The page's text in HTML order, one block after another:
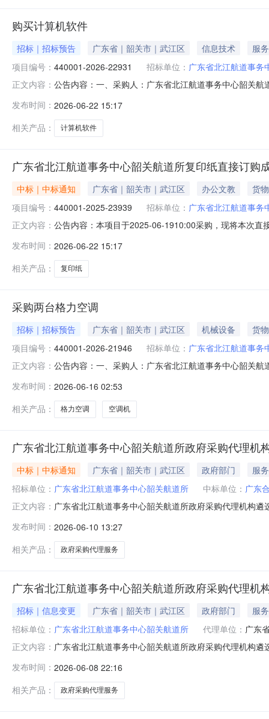
购买计算机软件
招标｜招标预告 广东省｜韶关市｜武江区 信息技术
服务
项目编号： 440001-2026-22931 招标单位： 广东省北江航道事务
正文内容： 公告内容：一、采购人：广东省北江航道事务中心韶关
06-2214:50:00
发布时间： 2026-06-22 15:17
相关产品：
计算机软件
广东省北江航道事务中心韶关航道所复印纸直接订购
中标｜中标通知 广东省｜韶关市｜武江区 办公文教
货物
项目编号： 440001-2025-23939 招标单位： 广东省北江航道事务
正文内容： 公告内容：本项目于2025-06-1910:00采购，现将本次直
印纸阿芙罗/Aphrodite,金光/APP阿芙罗/Aphrodite复印
发布时间： 2026-06-22 15:17
相关产品：
复印纸
采购两台格力空调
招标｜招标预告 广东省｜韶关市｜武江区 机械设备
货物
项目编号： 440001-2026-21946 招标单位： 广东省北江航道事务
正文内容： 公告内容：一、采购人：广东省北江航道事务中心韶关
发布时间： 2026-06-16 02:53
相关产品：
格力空调 空调机
广东省北江航道事务中心韶关航道所政府采购代理机
中标｜中标通知 广东省｜韶关市｜武江区 政府部门
服务
招标单位： 广东省北江航道事务中心韶关航道所 中标单位： 广东
正文内容： 广东省北江航道事务中心韶关航道所政府采购代理机构
发布时间： 2026-06-10 13:27
相关产品：
政府采购代理服务
广东省北江航道事务中心韶关航道所政府采购代理机
招标｜信息变更 广东省｜韶关市｜武江区 政府部门
服务
招标单位： 广东省北江航道事务中心韶关航道所 代理单位： 广东
正文内容： 广东省北江航道事务中心韶关航道所政府采购代理机构
发布时间： 2026-06-08 22:16
相关产品：
政府采购代理服务